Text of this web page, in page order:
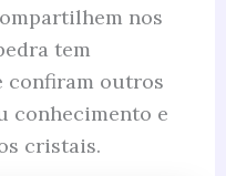
nos
tem
confiram outros
conhecimento e
cristais.